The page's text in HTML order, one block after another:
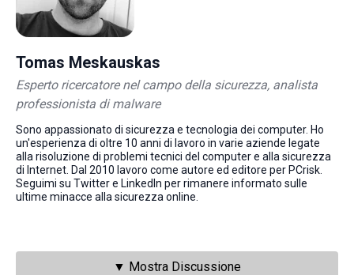
Tomas Meskauskas
Esperto ricercatore nel campo della sicurezza, analista
professionista di malware
Sono appassionato di sicurezza e tecnologia dei computer. Ho
un'esperienza di oltre 10 anni di lavoro in varie aziende legate
alla risoluzione di problemi tecnici del computer e alla sicurezza
di Internet. Dal 2010 lavoro come autore ed editore per PCrisk.
Seguimi su Twitter e LinkedIn per rimanere informato sulle
ultime minacce alla sicurezza online.
▼ Mostra Discussione